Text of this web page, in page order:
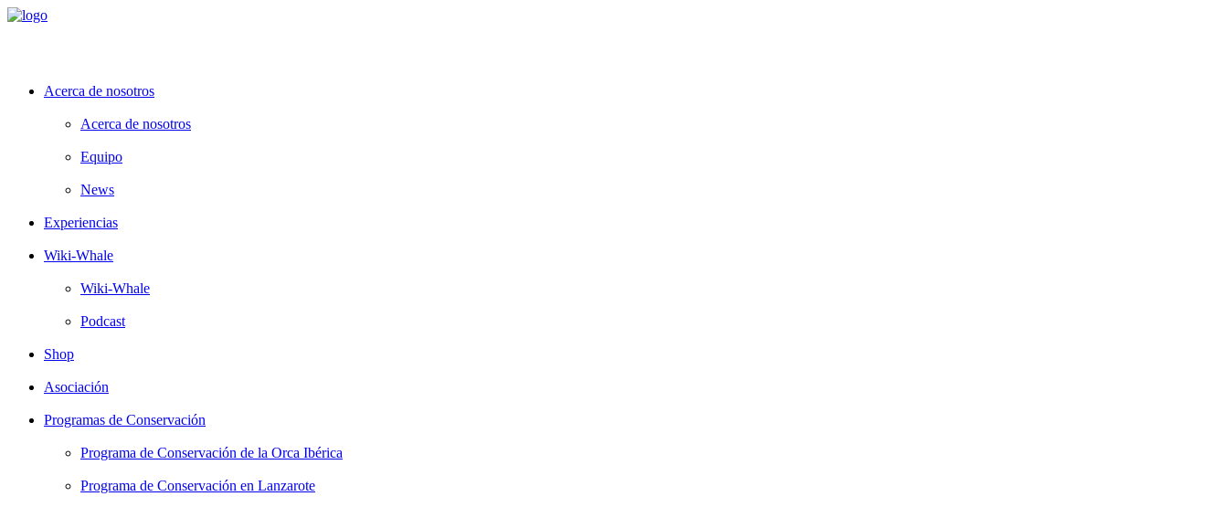
Acerca de nosotros
Acerca de nosotros
Equipo
News
Experiencias
Wiki-Whale
Wiki-Whale
Podcast
Shop
Asociación
Programas de Conservación
Programa de Conservación de la Orca Ibérica
Programa de Conservación en Lanzarote